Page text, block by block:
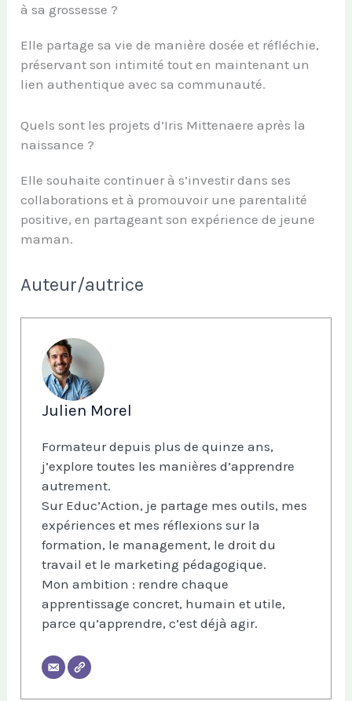
à sa grossesse ?
Elle partage sa vie de manière dosée et réfléchie,
préservant son intimité tout en maintenant un
lien authentique avec sa communauté.
Quels sont les projets d’Iris Mittenaere après la
naissance ?
Elle souhaite continuer à s’investir dans ses
collaborations et à promouvoir une parentalité
positive, en partageant son expérience de jeune
maman.
Auteur/autrice
Julien Morel
Formateur depuis plus de quinze ans,
j’explore toutes les manières d’apprendre
autrement.
Sur Educ’Action, je partage mes outils, mes
expériences et mes réflexions sur la
formation, le management, le droit du
travail et le marketing pédagogique.
Mon ambition : rendre chaque
apprentissage concret, humain et utile,
parce qu’apprendre, c’est déjà agir.